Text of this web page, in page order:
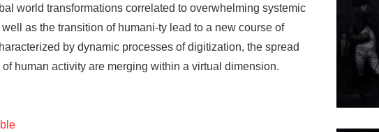
world transformations correlated to overwhelming systemic
as the transition of humani-ty lead to a new course of
by dynamic processes of digitization, the spread
human activity are merging within a virtual dimension.